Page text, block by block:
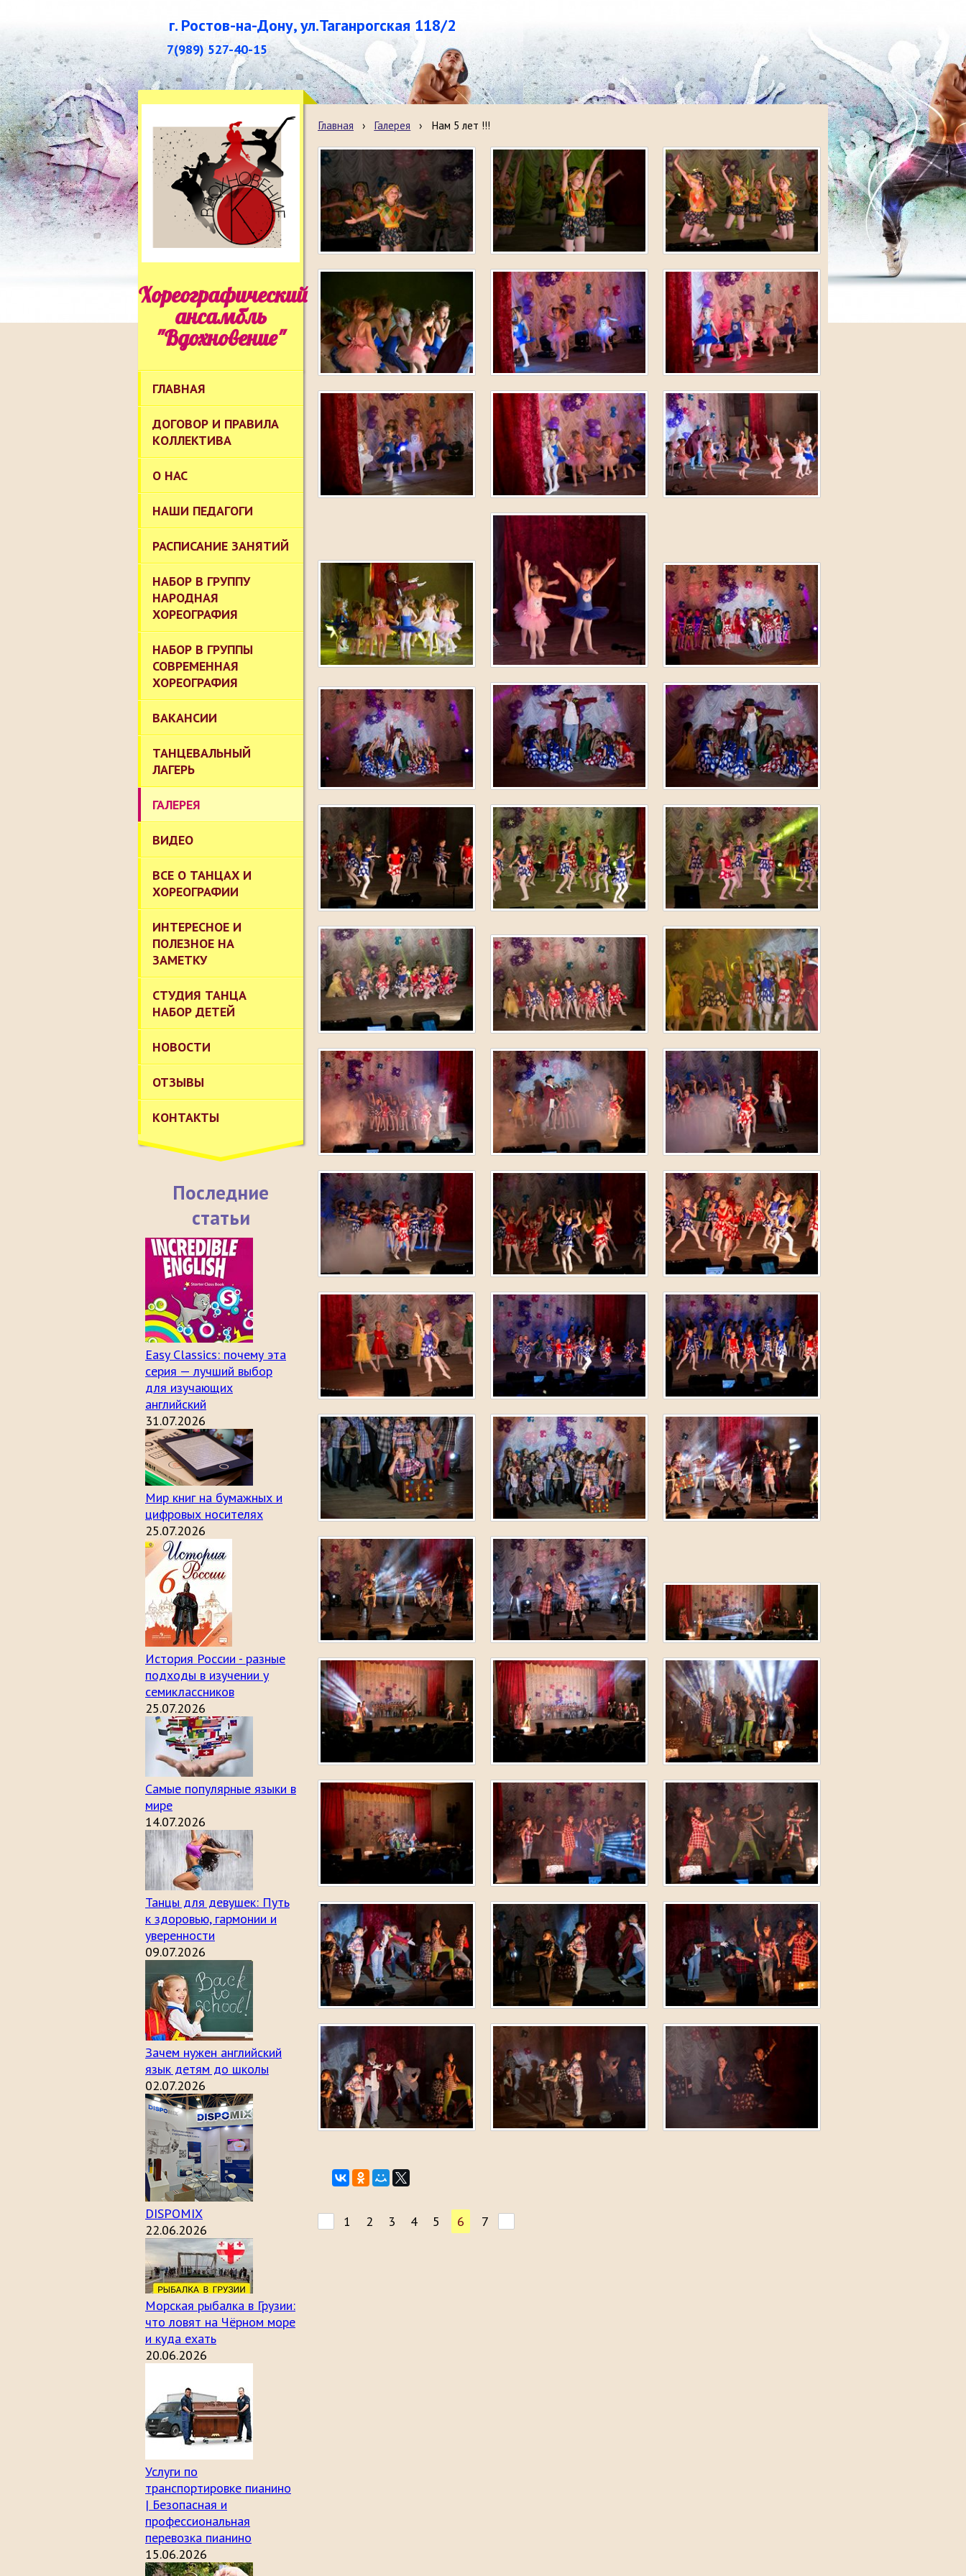
г. Ростов-на-Дону, ул.Таганрогская 118/2
7(989) 527-40-15
Хореографический
ансамбль
"Вдохновение"
ГЛАВНАЯ
ДОГОВОР И ПРАВИЛА
КОЛЛЕКТИВА
О НАС
НАШИ ПЕДАГОГИ
РАСПИСАНИЕ ЗАНЯТИЙ
НАБОР В ГРУППУ
НАРОДНАЯ
ХОРЕОГРАФИЯ
НАБОР В ГРУППЫ
СОВРЕМЕННАЯ
ХОРЕОГРАФИЯ
ВАКАНСИИ
ТАНЦЕВАЛЬНЫЙ
ЛАГЕРЬ
ГАЛЕРЕЯ
ВИДЕО
ВСЕ О ТАНЦАХ И
ХОРЕОГРАФИИ
ИНТЕРЕСНОЕ И
ПОЛЕЗНОЕ НА
ЗАМЕТКУ
СТУДИЯ ТАНЦА
НАБОР ДЕТЕЙ
НОВОСТИ
ОТЗЫВЫ
КОНТАКТЫ
Последние
статьи
Easy Classics: почему эта
серия — лучший выбор
для изучающих
английский
31.07.2026
Мир книг на бумажных и
цифровых носителях
25.07.2026
История России - разные
подходы в изучении у
семиклассников
25.07.2026
Самые популярные языки в
мире
14.07.2026
Танцы для девушек: Путь
к здоровью, гармонии и
уверенности
09.07.2026
Зачем нужен английский
язык детям до школы
02.07.2026
DISPOMIX
22.06.2026
Морская рыбалка в Грузии:
что ловят на Чёрном море
и куда ехать
20.06.2026
Услуги по
транспортировке пианино
| Безопасная и
профессиональная
перевозка пианино
15.06.2026
Главная › Галерея › Нам 5 лет !!!
1 2 3 4 5 6 7